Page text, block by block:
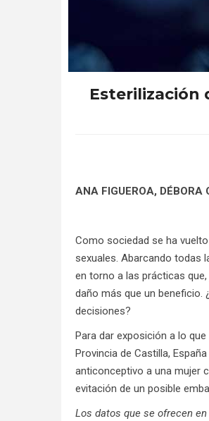
Esterilización
ANA FIGUEROA, DÉBORA
Como sociedad se ha
sexuales. Abarcando todas
en torno a las prácticas
daño más que un beneficio.
decisiones?
Para dar exposición a lo
Provincia de Castilla,
anticonceptivo a una mujer
evitación de un posible
Los datos que se ofrecen